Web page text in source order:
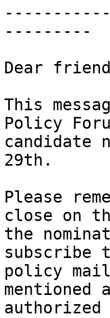
---------
Dear
This
Policy
candidate
29th.
Please
close on
the
policy